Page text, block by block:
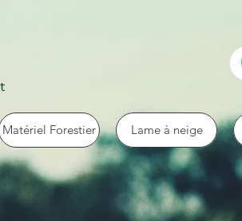
Matériel Forestier Lame à neige